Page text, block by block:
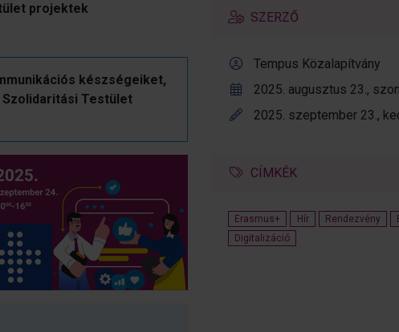
projektek
készségeiket,
Szolidaritási Testület
SZERZŐ
Tempus Közalapítvány
2025. augusztus 23.,
2025. szeptember 23.,
CÍMKÉK
Erasmus+ Hír Rendezvény
Digitalizáció